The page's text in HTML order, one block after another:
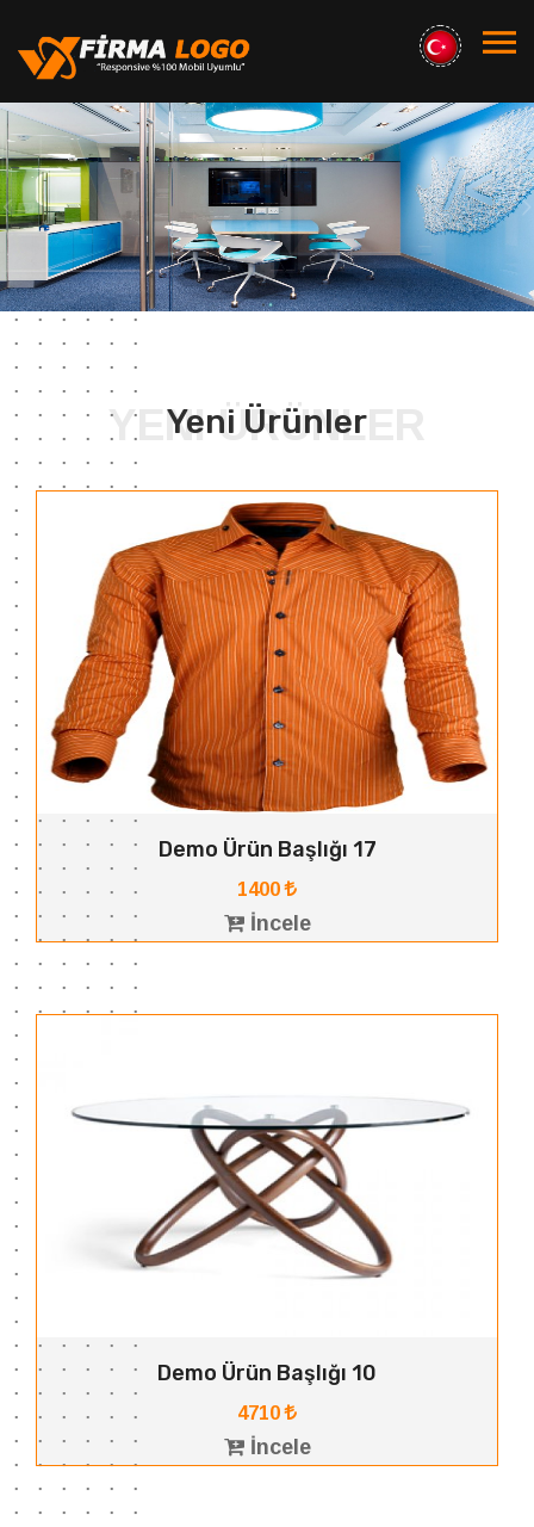
YENI ÜRÜNLER
Yeni Ürünler
Demo Ürün Başlığı 17
1400
İncele
Demo Ürün Başlığı 10
4710
İncele